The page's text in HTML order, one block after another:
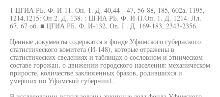
1 ЦГИА РБ. Ф. И-11. Он. 1. Д. 40,44—47, 56-88, 185, 602а, 1195,
1214,1215: Он 2. Д. 138. : ЦГИА РБ. Ф. И-П.Оп. 1. Д. 1214. Лл.
67. 67 об. ■ ЦГИА РБ. Ф. И-132. On. I . Д. 169-183, 2343-2356.
Ценные документы содержатся в фонде Уфимского губернского
статистического комитета (И-148), которые отражены в
статистических сведениях и таблицах о сословном и этническом
составе горожан, о движении городского населения: механическом
приросте, количестве заключенных браков, родившихся и
умерших по Уфимской губернии1.